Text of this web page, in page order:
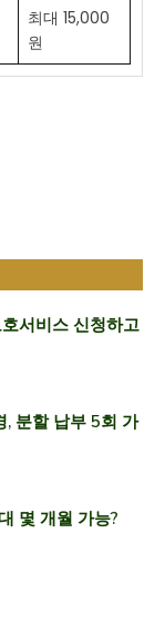
최대 15,000
원
서비스 신청하고
, 분할 납부 5회 가
몇 개월 가능?